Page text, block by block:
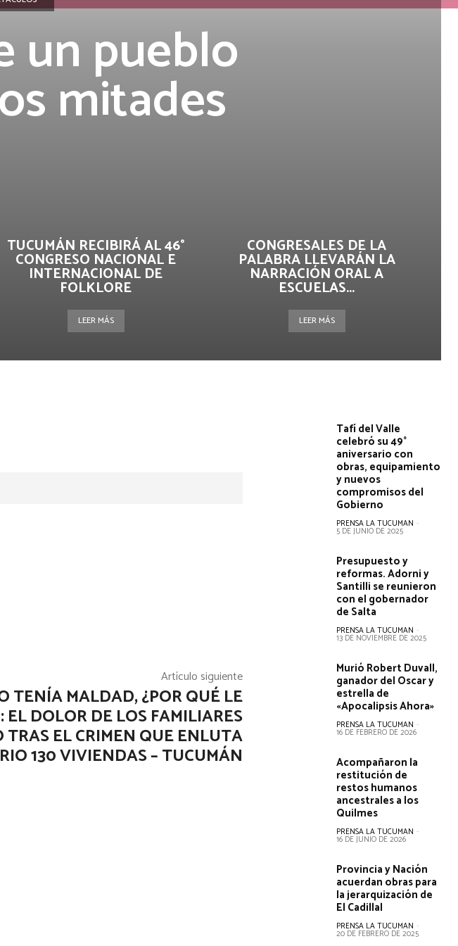
un pueblo
mitades
TUCUMÁN RECIBIRÁ AL 46°
CONGRESO NACIONAL E
INTERNACIONAL DE
FOLKLORE
LEER MÁS
CONGRESALES DE LA
PALABRA LLEVARÁN LA
NARRACIÓN ORAL A
ESCUELAS...
LEER MÁS
Artículo siguiente
TENÍA MALDAD, ¿POR QUÉ LE
EL DOLOR DE LOS FAMILIARES
TRAS EL CRIMEN QUE ENLUTA
130 VIVIENDAS – TUCUMÁN
Tafí del Valle
celebró su 49°
aniversario con
obras, equipamiento
y nuevos
compromisos del
Gobierno
PRENSA LA TUCUMAN -
5 DE JUNIO DE 2025
Presupuesto y
reformas. Adorni y
Santilli se reunieron
con el gobernador
de Salta
PRENSA LA TUCUMAN -
13 DE NOVIEMBRE DE 2025
Murió Robert Duvall,
ganador del Oscar y
estrella de
«Apocalipsis Ahora»
PRENSA LA TUCUMAN -
16 DE FEBRERO DE 2026
Acompañaron la
restitución de
restos humanos
ancestrales a los
Quilmes
PRENSA LA TUCUMAN -
16 DE JUNIO DE 2026
Provincia y Nación
acuerdan obras para
la jerarquización de
El Cadillal
PRENSA LA TUCUMAN -
20 DE FEBRERO DE 2025